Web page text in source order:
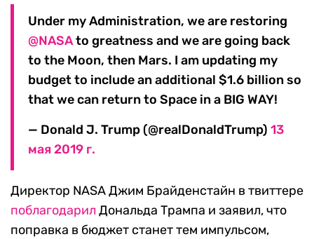
Under my Administration, we are restoring
@NASAto greatness and we are going back
to the Moon, then Mars. I am updating my
budget to include an additional $1.6 billion so
that we can return to Space in a BIG WAY!
— Donald J. Trump (@realDonaldTrump) 13
мая 2019 г.
Директор NASA Джим Брайденстайн в твиттере
поблагодарил Дональда Трампа и заявил, что
поправка в бюджет станет тем импульсом,